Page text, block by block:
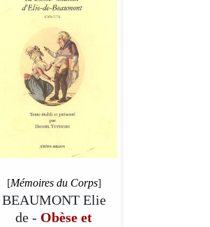
[Mémoires du Corps]
BEAUMONT Elie
de - Obèse et